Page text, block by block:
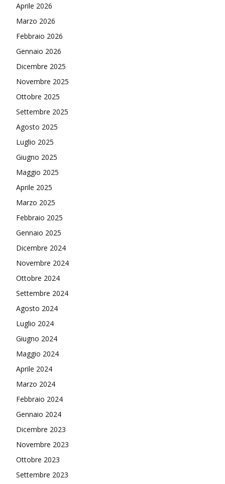
Aprile 2026
Marzo 2026
Febbraio 2026
Gennaio 2026
Dicembre 2025
Novembre 2025
Ottobre 2025
Settembre 2025
Agosto 2025
Luglio 2025
Giugno 2025
Maggio 2025
Aprile 2025
Marzo 2025
Febbraio 2025
Gennaio 2025
Dicembre 2024
Novembre 2024
Ottobre 2024
Settembre 2024
Agosto 2024
Luglio 2024
Giugno 2024
Maggio 2024
Aprile 2024
Marzo 2024
Febbraio 2024
Gennaio 2024
Dicembre 2023
Novembre 2023
Ottobre 2023
Settembre 2023